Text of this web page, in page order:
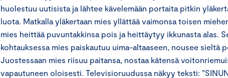
huolestuu uutisista ja lähtee kävelemään portaita pitkin
luota. Matkalla yläkertaan mies yllättää vaimonsa toisen
mies heittää puvuntakkinsa pois ja heittäytyy ikkunasta alas.
kohtauksessa mies paiskautuu uima-altaaseen, nousee sieltä
Juostessaan mies riisuu paitansa, nostaa kätensä
vapautuneen oloisesti. Televisioruudussa näkyy teksti: ”SINUN